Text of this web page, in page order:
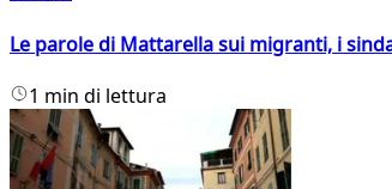
Le parole di Mattarella sui migranti, i
1 min di lettura